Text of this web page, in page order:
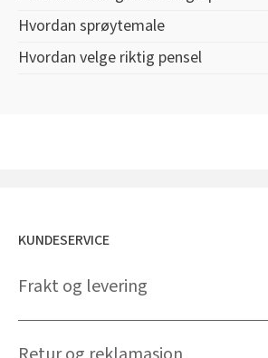
Hvordan sprøytemale
Hvordan velge riktig pensel
KUNDESERVICE
Frakt og levering